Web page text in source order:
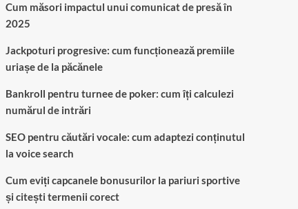
Cum măsori impactul unui comunicat de presă în
2025
Jackpoturi progresive: cum funcționează premiile
uriașe de la păcănele
Bankroll pentru turnee de poker: cum îți calculezi
numărul de intrări
SEO pentru căutări vocale: cum adaptezi conținutul
la voice search
Cum eviți capcanele bonusurilor la pariuri sportive
și citești termenii corect